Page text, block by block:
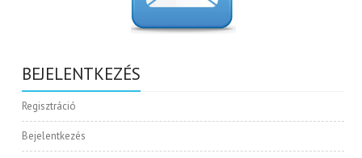
BEJELENTKEZÉS
Regisztráció
Bejelentkezés